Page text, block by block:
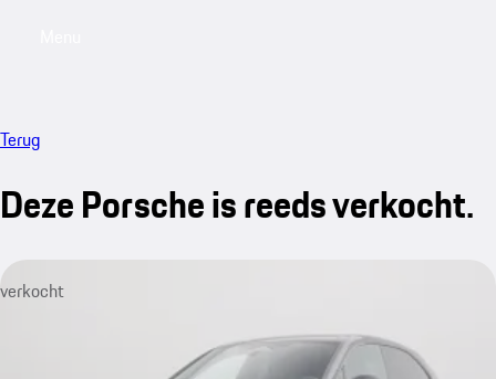
Terug
Deze Porsche is reeds verkocht.
verkocht